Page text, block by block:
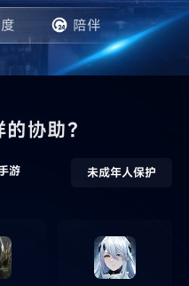
陪伴
协助？
游 未成年人保护